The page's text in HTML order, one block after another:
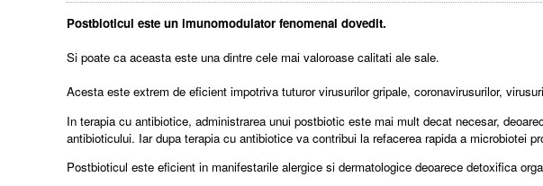
Postbioticul este un imunomodulator fenomenal dovedit.
Si poate ca aceasta este una dintre cele mai valoroase calitati ale sale.
Acesta este extrem de eficient impotriva tuturor virusurilor gripale, coronavirusurilor,
In terapia cu antibiotice, administrarea unui postbiotic este mai mult decat necesar,
antibioticului. Iar dupa terapia cu antibiotice va contribui la refacerea rapida a microbiotei
Postbioticul este eficient in manifestarile alergice si dermatologice deoarece detoxifica